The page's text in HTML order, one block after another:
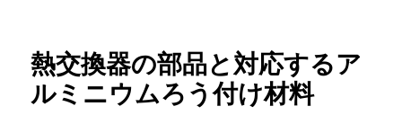
熱交換器の部品と対応するア
ルミニウムろう付け材料